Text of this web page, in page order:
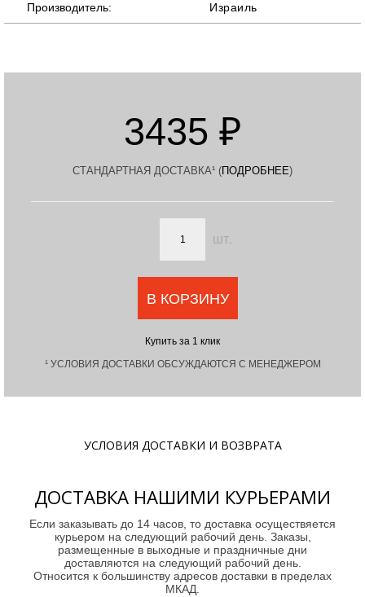
Производитель: Израиль
3435 ₽
СТАНДАРТНАЯ ДОСТАВКА¹ (ПОДРОБНЕЕ)
шт.
В КОРЗИНУ
Купить за 1 клик
¹ УСЛОВИЯ ДОСТАВКИ ОБСУЖДАЮТСЯ С МЕНЕДЖЕРОМ
УСЛОВИЯ ДОСТАВКИ И ВОЗВРАТА
ДОСТАВКА НАШИМИ КУРЬЕРАМИ
Если заказывать до 14 часов, то доставка осуществяется
курьером на следующий рабочий день. Заказы,
размещенные в выходные и праздничные дни
доставляются на следующий рабочий день.
Относится к большинству адресов доставки в пределах
МКАД.